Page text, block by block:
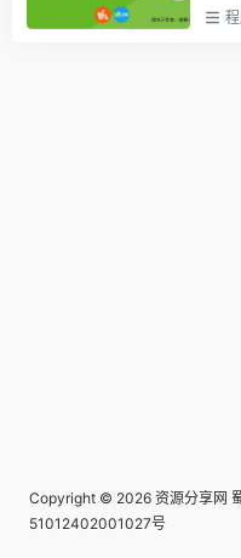
Copyright © 2026 资源分享网
51012402001027号